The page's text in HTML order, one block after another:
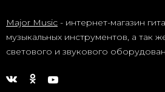
Major Music - интернет-магазин
музыкальных инструментов, а так
светового и звукового